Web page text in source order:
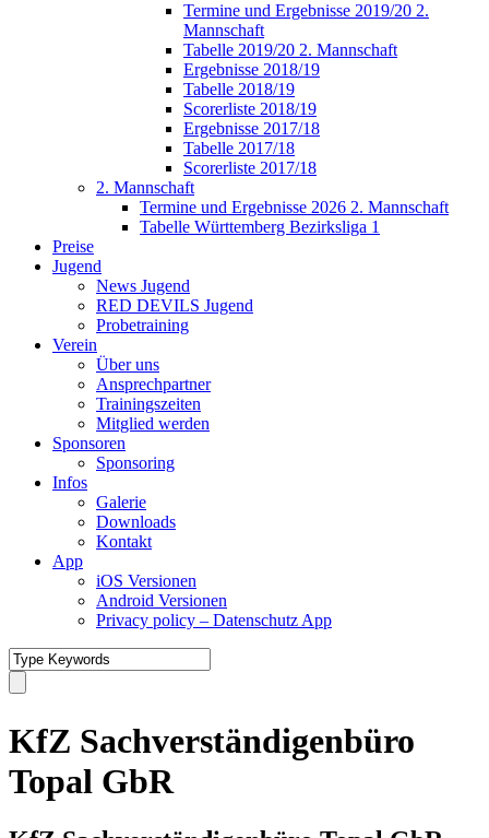
Termine und Ergebnisse 2019/20 2.
Mannschaft
Tabelle 2019/20 2. Mannschaft
Ergebnisse 2018/19
Tabelle 2018/19
Scorerliste 2018/19
Ergebnisse 2017/18
Tabelle 2017/18
Scorerliste 2017/18
2. Mannschaft
Termine und Ergebnisse 2026 2. Mannschaft
Tabelle Württemberg Bezirksliga 1
Preise
Jugend
News Jugend
RED DEVILS Jugend
Probetraining
Verein
Über uns
Ansprechpartner
Trainingszeiten
Mitglied werden
Sponsoren
Sponsoring
Infos
Galerie
Downloads
Kontakt
App
iOS Versionen
Android Versionen
Privacy policy – Datenschutz App
KfZ Sachverständigenbüro
Topal GbR